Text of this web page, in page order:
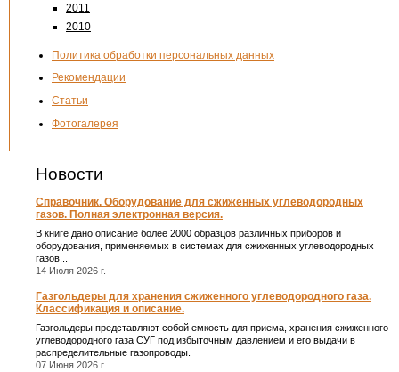
2011
2010
Политика обработки персональных данных
Рекомендации
Статьи
Фотогалерея
Новости
Справочник. Оборудование для сжиженных углеводородных
газов. Полная электронная версия.
В книге дано описание более 2000 образцов различных приборов и
оборудования, применяемых в системах для сжиженных углеводородных
газов...
14 Июля 2026 г.
Газгольдеры для хранения сжиженного углеводородного газа.
Классификация и описание.
Газгольдеры представляют собой емкость для приема, хранения сжиженного
углеводородного газа СУГ под избыточным давлением и его выдачи в
распределительные газопроводы.
07 Июня 2026 г.